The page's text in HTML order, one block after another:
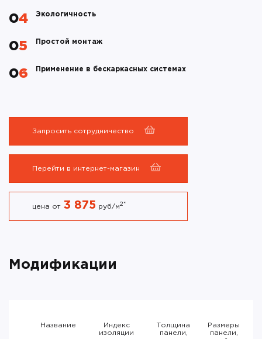
04 Экологичность
05 Простой монтаж
06 Применение в бескаркасных системах
Запросить сотрудничество
Перейти в интернет-магазин
цена от 3 875 руб/м2 *
Модификации
Название
Индекс
изоляции
Толщина
панели,
Размеры
панели,